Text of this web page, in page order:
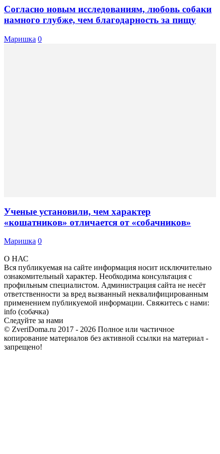
Согласно новым исследованиям, любовь собаки
намного глубже, чем благодарность за пищу
Маришка 0
Ученые установили, чем характер
«кошатников» отличается от «собачников»
Маришка 0
О НАС
Вся публикуемая на сайте информация носит исключительно
ознакомительный характер. Необходима консультация с
профильным специалистом. Администрация сайта не несёт
ответственности за вред вызванный неквалифицированным
применением публикуемой информации. Свяжитесь с нами:
info (собачка)
Следуйте за нами
© ZveriDoma.ru 2017 - 2026 Полное или частичное
копирование материалов без активной ссылки на материал -
запрещено!